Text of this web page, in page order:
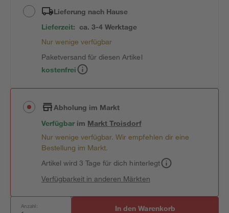
Lieferung nach Hause
Lieferzeit: ca. 3-4 Werktage
Nur wenige verfügbar
Paketversand für diesen Artikel
kostenfrei
Abholung im Markt
Verfügbar im MarktTroisdorf
Nur wenige verfügbar. Wir empfehlen dir eine
Bestellung im Markt.
Artikel wird 3 Tage für dich hinterlegt
Verfügbarkeit in anderen Märkten
Anzahl: In den Warenkorb